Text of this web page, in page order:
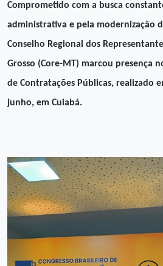
Comprometido com a busca
administrativa e pela modernização
Conselho Regional dos
Grosso (Core-MT) marcou presença
de Contratações Públicas, realizado
junho, em Cuiabá.